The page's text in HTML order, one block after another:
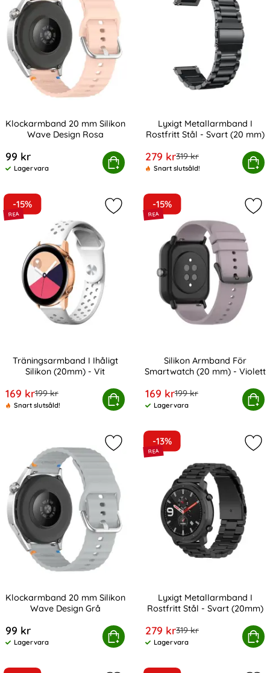
Klockarmband 20 mm Silikon
Wave Design Rosa
99 kr
Tillgänglighet:
Lagervara
Köp
20 mm Silikon Wave Design Rosa
Lyxigt Metallarmband I
Rostfritt Stål - Svart (20 mm)
rea pris
279 krtidigare pris
319 kr
Snart slutsåld!
Köp
Lyxigt Metallarmband I
-15%
Träningsarmband I Ihåligt
Silikon (20mm) - Vit
rea pris
169 krtidigare pris
199 kr
Snart slutsåld!
Köp
Träningsarmband I Ihåligt Silikon (20mm) - Vit
Markera träningsarmband I Ihåligt
-15%
Silikon Armband För
Smartwatch (20 mm) - Violett
rea pris
169 krtidigare pris
199 kr
Tillgänglighet:
Lagervara
Köp
Silikon Armband För
Klockarmband 20 mm Silikon
Wave Design Grå
99 kr
Tillgänglighet:
Lagervara
Köp
Klockarmband 20 mm Silikon Wave Design Grå
Markera klockarmband 20 mm
-13%
Lyxigt Metallarmband I
Rostfritt Stål - Svart (20mm)
rea pris
279 krtidigare pris
319 kr
Tillgänglighet:
Lagervara
Köp
Lyxigt Metallarmband I